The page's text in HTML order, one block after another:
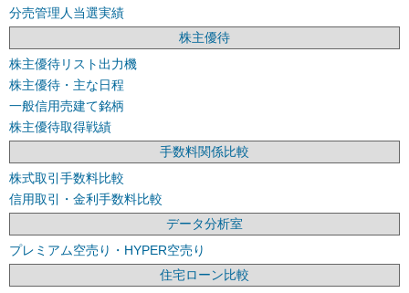
分売管理人当選実績
株主優待
株主優待リスト出力機
株主優待・主な日程
一般信用売建て銘柄
株主優待取得戦績
手数料関係比較
株式取引手数料比較
信用取引・金利手数料比較
データ分析室
プレミアム空売り・HYPER空売り
住宅ローン比較